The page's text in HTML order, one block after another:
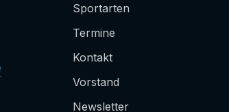
Sportarten
Termine
Kontakt
Vorstand
Newsletter